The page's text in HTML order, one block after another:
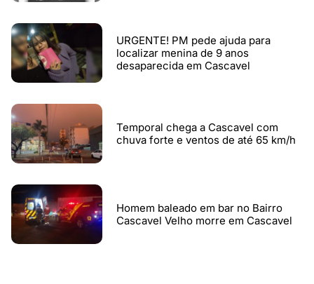
URGENTE! PM pede ajuda para
localizar menina de 9 anos
desaparecida em Cascavel
Temporal chega a Cascavel com
chuva forte e ventos de até 65 km/h
Homem baleado em bar no Bairro
Cascavel Velho morre em Cascavel